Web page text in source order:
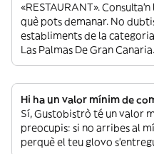
«RESTAURANT».
què pots demanar. No
establiments de la
Las Palmas De Gran Canaria.
Hi ha un valor mínim de
Sí, Gustobistrò té un valor
preocupis: si no arribes al
perquè el teu glovo